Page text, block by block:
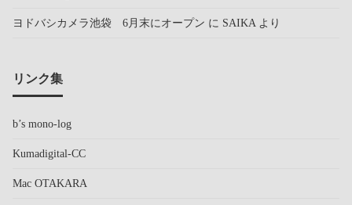
ヨドバシカメラ池袋 6月末にオープン に SAIKA より
リンク集
b’s mono-log
Kumadigital-CC
Mac OTAKARA